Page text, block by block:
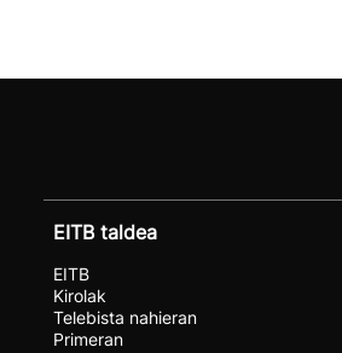
EITB taldea
EITB
Kirolak
Telebista nahieran
Primeran